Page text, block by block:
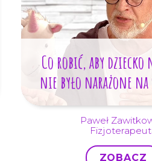
Co robić, aby dziecko
nie było narażone
Paweł
ZOBACZ